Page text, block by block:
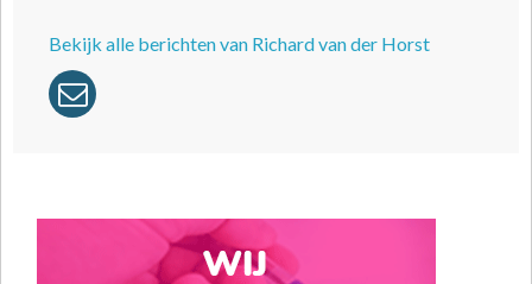
Bekijk alle berichten van Richard van der Horst